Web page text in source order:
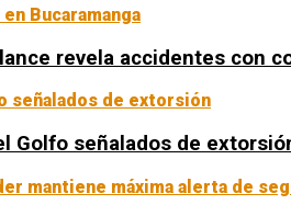
revela accidentes con
Golfo señalados de